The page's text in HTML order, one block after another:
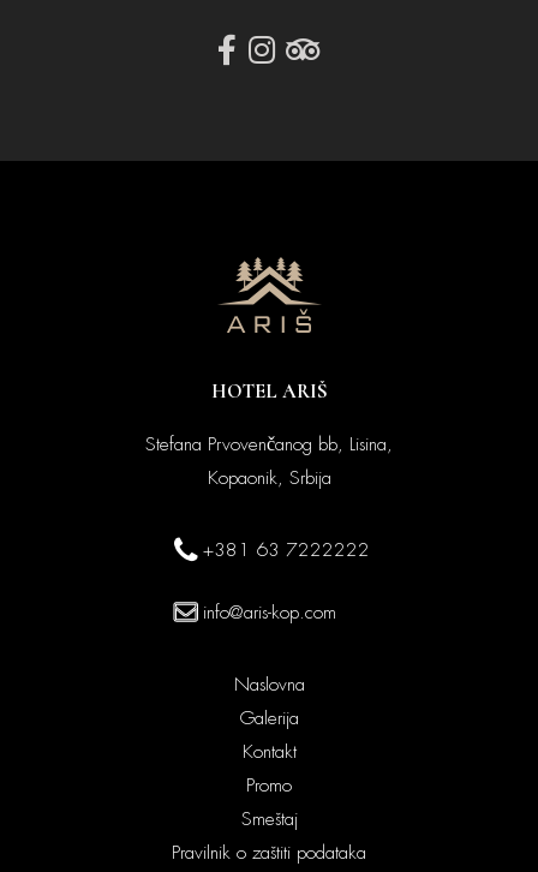
HOTEL ARIŠ
Stefana Prvovenčanog bb, Lisina,
Kopaonik, Srbija
+381 63 7222222
info@aris-kop.com
Naslovna
Galerija
Kontakt
Promo
Smeštaj
Pravilnik o zaštiti podataka